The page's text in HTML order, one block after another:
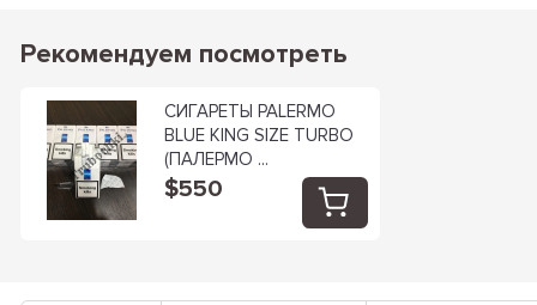
Рекомендуем посмотреть
СИГАРЕТЫ PALERMO
BLUE KING SIZE TURBO
(ПАЛЕРМО ...
$550